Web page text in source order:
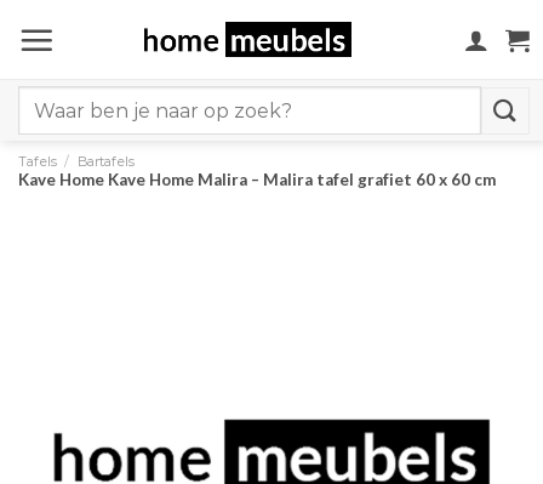
naar
for:
Tafels / Bartafels
Kave Home Kave Home Malira – Malira tafel grafiet 60 x 60 cm